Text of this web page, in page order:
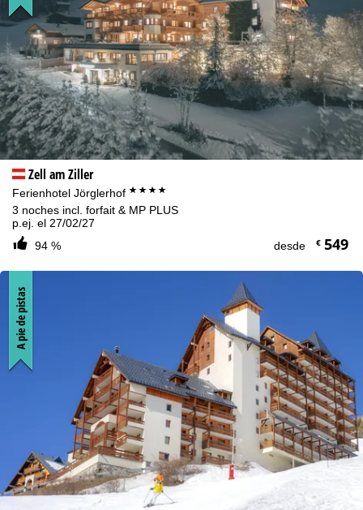
Zell am Ziller
Ferienhotel Jörglerhof ****
3 noches incl. forfait & MP PLUS
p.ej. el 27/02/27
94 %
desde €549
A pie de pistas